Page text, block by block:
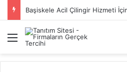
Başiskele Acil Çilingir Hizmeti
Menü